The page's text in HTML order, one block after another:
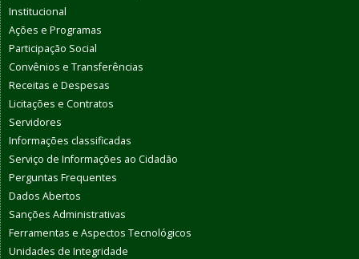
Institucional
Ações e Programas
Participação Social
Convênios e Transferências
Receitas e Despesas
Licitações e Contratos
Servidores
Informações classificadas
Serviço de Informações ao Cidadão
Perguntas Frequentes
Dados Abertos
Sanções Administrativas
Ferramentas e Aspectos Tecnológicos
Unidades de Integridade